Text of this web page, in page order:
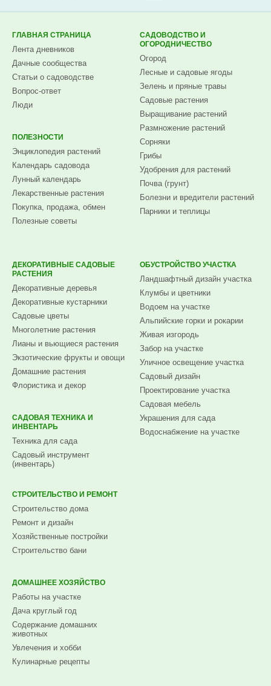
ГЛАВНАЯ СТРАНИЦА
Лента дневников
Дачные сообщества
Статьи о садоводстве
Вопрос-ответ
Люди
ПОЛЕЗНОСТИ
Энциклопедия растений
Календарь садовода
Лунный календарь
Лекарственные растения
Покупка, продажа, обмен
Полезные советы
САДОВОДСТВО И
ОГОРОДНИЧЕСТВО
Огород
Лесные и садовые ягоды
Зелень и пряные травы
Садовые растения
Выращивание растений
Размножение растений
Сорняки
Грибы
Удобрения для растений
Почва (грунт)
Болезни и вредители растений
Парники и теплицы
ДЕКОРАТИВНЫЕ САДОВЫЕ
РАСТЕНИЯ
Декоративные деревья
Декоративные кустарники
Садовые цветы
Многолетние растения
Лианы и вьющиеся растения
Экзотические фрукты и овощи
Домашние растения
Флористика и декор
САДОВАЯ ТЕХНИКА И
ИНВЕНТАРЬ
Техника для сада
Садовый инструмент
(инвентарь)
ОБУСТРОЙСТВО УЧАСТКА
Ландшафтный дизайн участка
Клумбы и цветники
Водоем на участке
Альпийские горки и рокарии
Живая изгородь
Забор на участке
Уличное освещение участка
Садовый дизайн
Проектирование участка
Садовая мебель
Украшения для сада
Водоснабжение на участке
СТРОИТЕЛЬСТВО И РЕМОНТ
Строительство дома
Ремонт и дизайн
Хозяйственные постройки
Строительство бани
ДОМАШНЕЕ ХОЗЯЙСТВО
Работы на участке
Дача круглый год
Содержание домашних
животных
Увлечения и хобби
Кулинарные рецепты